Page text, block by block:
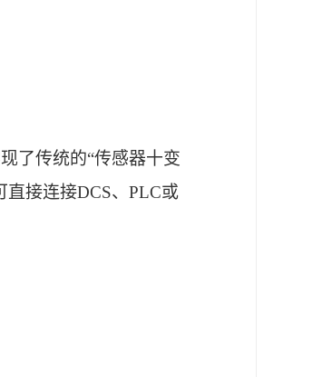
了传统的“传感器十变
接连接DCS、PLC或